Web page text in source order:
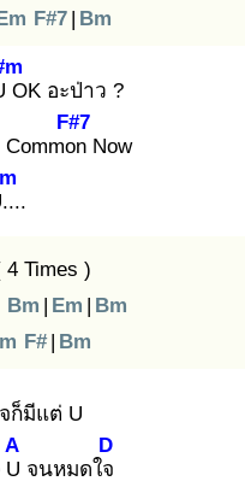
F#7 | Bm
OK อะป่าว ?
Common
F#7
Now
..
4 Times )
Bm | Em | Bm
F# | Bm
ก็มีแต่ U
U
A
จนหมดใจ
D